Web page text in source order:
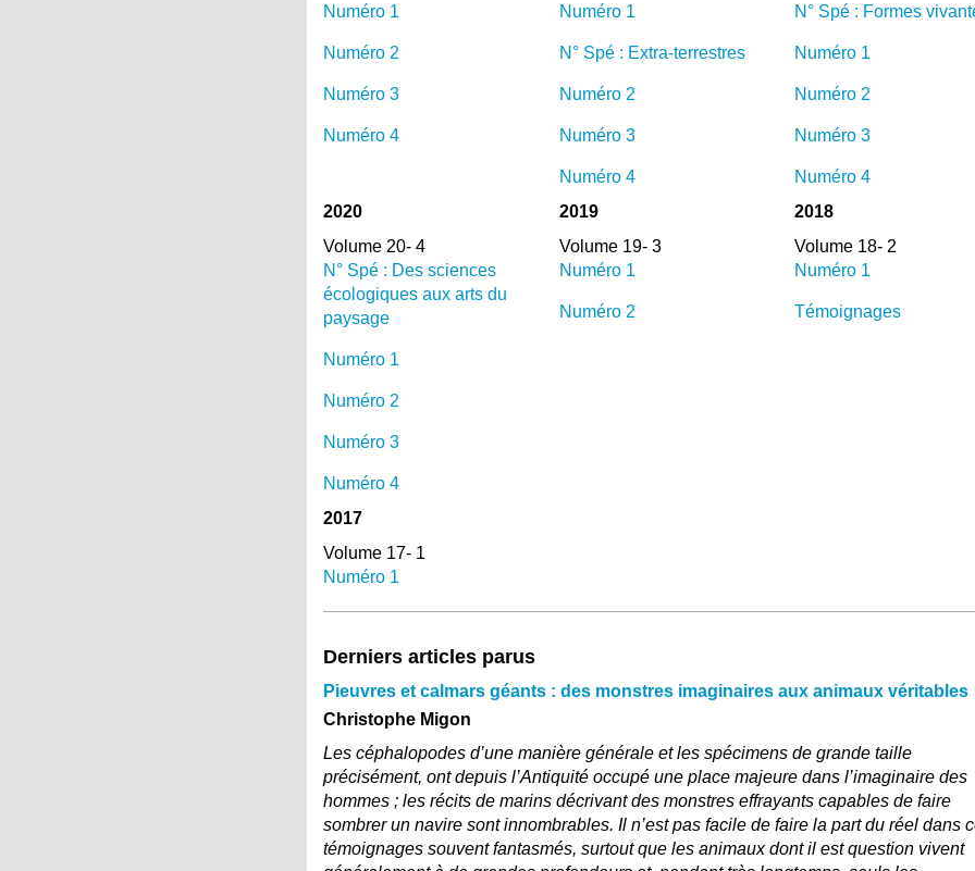
Numéro 1
Numéro 2
Numéro 3
Numéro 4
Numéro 1
N° Spé : Extra-terrestres
Numéro 2
Numéro 3
Numéro 4
N° Spé : Formes
Numéro 1
Numéro 2
Numéro 3
Numéro 4
2020
Volume 20- 4
N° Spé : Des sciences
écologiques aux arts du
paysage
Numéro 1
Numéro 2
Numéro 3
Numéro 4
2019
Volume 19- 3
Numéro 1
Numéro 2
2018
Volume 18- 2
Numéro 1
Témoignages
2017
Volume 17- 1
Numéro 1
Derniers articles parus
Pieuvres et calmars géants : des monstres imaginaires aux animaux véritables
Christophe Migon
Les céphalopodes d’une manière générale et les spécimens de grande taille
précisément, ont depuis l’Antiquité occupé une place majeure dans l’imaginaire des
hommes ; les récits de marins décrivant des monstres effrayants capables de faire
sombrer un navire sont innombrables. Il n’est pas facile de faire la part du réel dans
témoignages souvent fantasmés, surtout que les animaux dont il est question vivent